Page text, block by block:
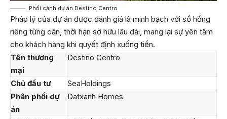
Phối cảnh dự án Destino Centro
Pháp lý của dự án được đánh giá là minh bạch với sổ hồng
riêng từng căn, thời hạn sở hữu lâu dài, mang lại sự yên tâm
cho khách hàng khi quyết định xuống tiền.
Tên thương
mại
Destino Centro
Chủ đầu tư
SeaHoldings
Phân phối dự
án
Datxanh Homes